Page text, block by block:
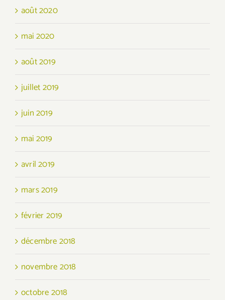
août 2020
mai 2020
août 2019
juillet 2019
juin 2019
mai 2019
avril 2019
mars 2019
février 2019
décembre 2018
novembre 2018
octobre 2018